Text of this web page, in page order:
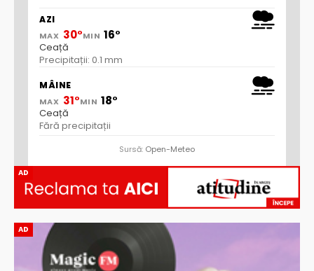
AD
AD
AZI
MAX 30°MIN 16°
Ceață
Precipitații: 0.1 mm
MÂINE
MAX 31°MIN 18°
Ceață
Fără precipitații
Sursă: Open-Meteo